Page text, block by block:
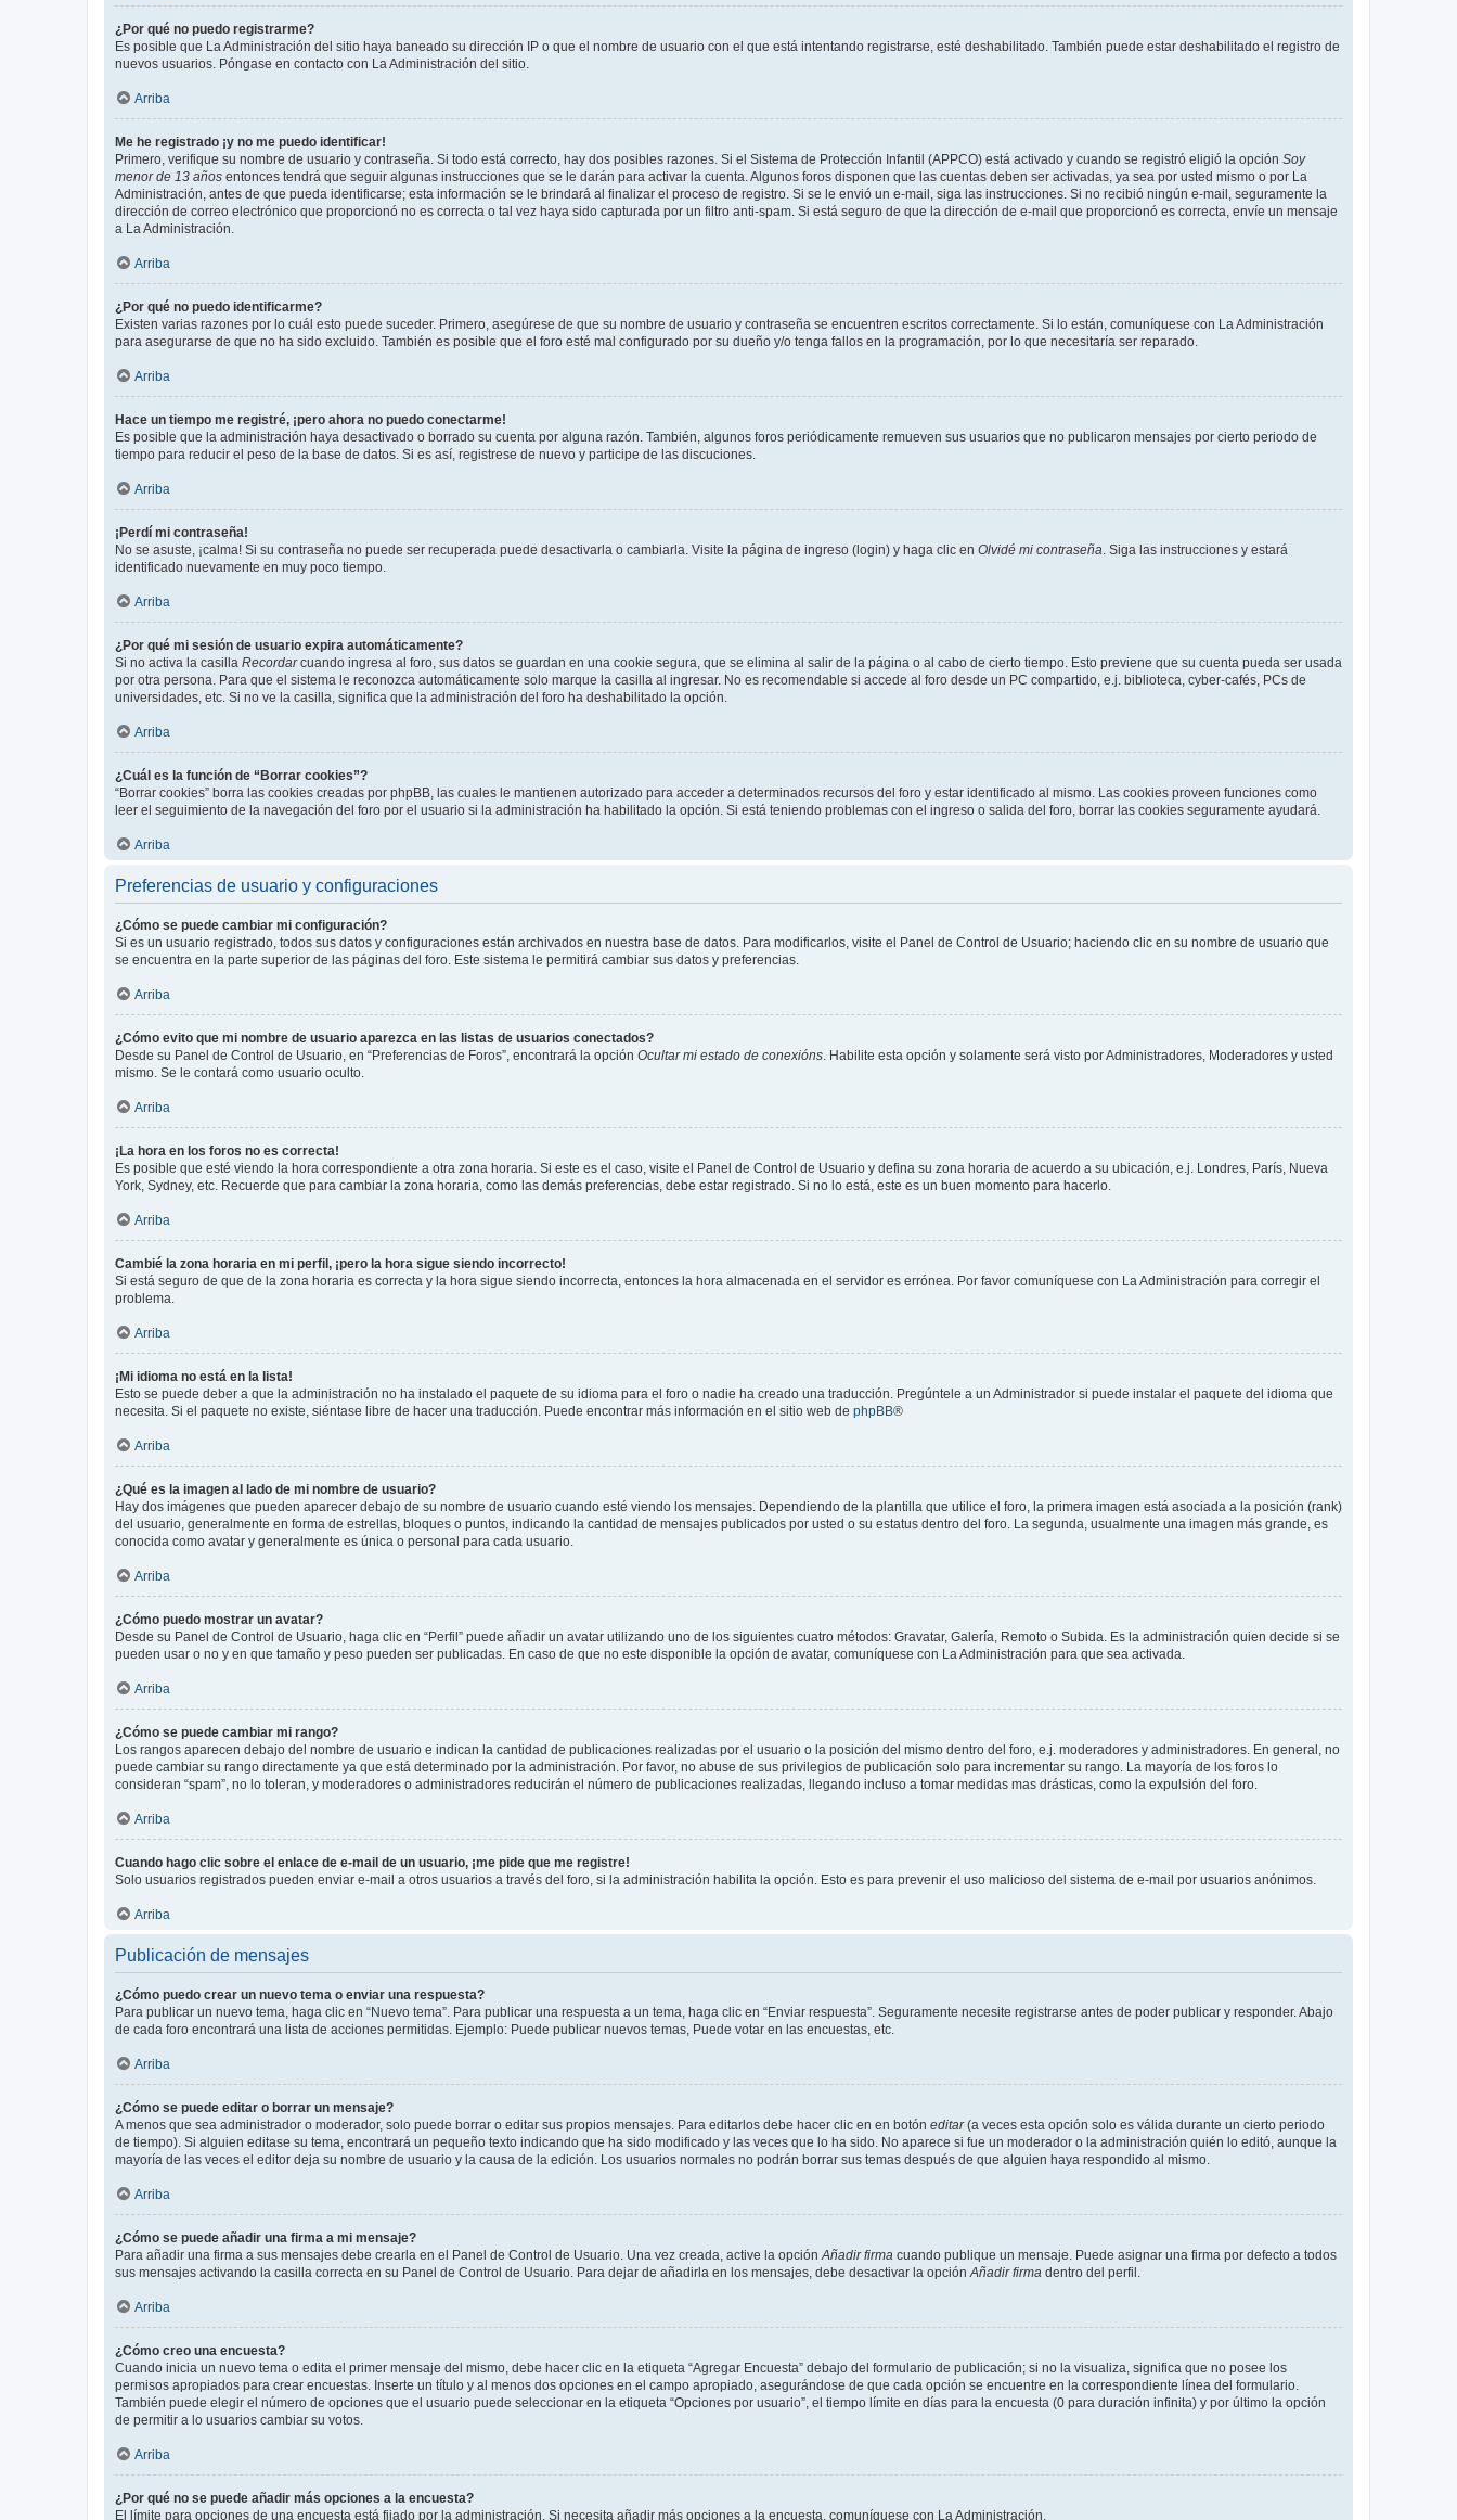
¿Por qué no puedo registrarme?
Es posible que La Administración del sitio haya baneado su dirección IP o que el nombre de usuario con el que está intentando registrarse, esté deshabilitado. También puede estar deshabilitado el registro de
nuevos usuarios. Póngase en contacto con La Administración del sitio.
Arriba
Me he registrado ¡y no me puedo identificar!
Primero, verifique su nombre de usuario y contraseña. Si todo está correcto, hay dos posibles razones. Si el Sistema de Protección Infantil (APPCO) está activado y cuando se registró eligió la opción Soy
menor de 13 años entonces tendrá que seguir algunas instrucciones que se le darán para activar la cuenta. Algunos foros disponen que las cuentas deben ser activadas, ya sea por usted mismo o por La
Administración, antes de que pueda identificarse; esta información se le brindará al finalizar el proceso de registro. Si se le envió un e-mail, siga las instrucciones. Si no recibió ningún e-mail, seguramente la
dirección de correo electrónico que proporcionó no es correcta o tal vez haya sido capturada por un filtro anti-spam. Si está seguro de que la dirección de e-mail que proporcionó es correcta, envíe un mensaje
a La Administración.
Arriba
¿Por qué no puedo identificarme?
Existen varias razones por lo cuál esto puede suceder. Primero, asegúrese de que su nombre de usuario y contraseña se encuentren escritos correctamente. Si lo están, comuníquese con La Administración
para asegurarse de que no ha sido excluido. También es posible que el foro esté mal configurado por su dueño y/o tenga fallos en la programación, por lo que necesitaría ser reparado.
Arriba
Hace un tiempo me registré, ¡pero ahora no puedo conectarme!
Es posible que la administración haya desactivado o borrado su cuenta por alguna razón. También, algunos foros periódicamente remueven sus usuarios que no publicaron mensajes por cierto periodo de
tiempo para reducir el peso de la base de datos. Si es así, registrese de nuevo y participe de las discuciones.
Arriba
¡Perdí mi contraseña!
No se asuste, ¡calma! Si su contraseña no puede ser recuperada puede desactivarla o cambiarla. Visite la página de ingreso (login) y haga clic en Olvidé mi contraseña . Siga las instrucciones y estará
identificado nuevamente en muy poco tiempo.
Arriba
¿Por qué mi sesión de usuario expira automáticamente?
Si no activa la casilla Recordarcuando ingresa al foro, sus datos se guardan en una cookie segura, que se elimina al salir de la página o al cabo de cierto tiempo. Esto previene que su cuenta pueda ser usada
por otra persona. Para que el sistema le reconozca automáticamente solo marque la casilla al ingresar. No es recomendable si accede al foro desde un PC compartido, e.j. biblioteca, cyber-cafés, PCs de
universidades, etc. Si no ve la casilla, significa que la administración del foro ha deshabilitado la opción.
Arriba
¿Cuál es la función de “Borrar cookies”?
“Borrar cookies” borra las cookies creadas por phpBB, las cuales le mantienen autorizado para acceder a determinados recursos del foro y estar identificado al mismo. Las cookies proveen funciones como
leer el seguimiento de la navegación del foro por el usuario si la administración ha habilitado la opción. Si está teniendo problemas con el ingreso o salida del foro, borrar las cookies seguramente ayudará.
Arriba
Preferencias de usuario y configuraciones
¿Cómo se puede cambiar mi configuración?
Si es un usuario registrado, todos sus datos y configuraciones están archivados en nuestra base de datos. Para modificarlos, visite el Panel de Control de Usuario; haciendo clic en su nombre de usuario que
se encuentra en la parte superior de las páginas del foro. Este sistema le permitirá cambiar sus datos y preferencias.
Arriba
¿Cómo evito que mi nombre de usuario aparezca en las listas de usuarios conectados?
Desde su Panel de Control de Usuario, en “Preferencias de Foros”, encontrará la opción Ocultar mi estado de conexións . Habilite esta opción y solamente será visto por Administradores, Moderadores y usted
mismo. Se le contará como usuario oculto.
Arriba
¡La hora en los foros no es correcta!
Es posible que esté viendo la hora correspondiente a otra zona horaria. Si este es el caso, visite el Panel de Control de Usuario y defina su zona horaria de acuerdo a su ubicación, e.j. Londres, París, Nueva
York, Sydney, etc. Recuerde que para cambiar la zona horaria, como las demás preferencias, debe estar registrado. Si no lo está, este es un buen momento para hacerlo.
Arriba
Cambié la zona horaria en mi perfil, ¡pero la hora sigue siendo incorrecto!
Si está seguro de que de la zona horaria es correcta y la hora sigue siendo incorrecta, entonces la hora almacenada en el servidor es errónea. Por favor comuníquese con La Administración para corregir el
problema.
Arriba
¡Mi idioma no está en la lista!
Esto se puede deber a que la administración no ha instalado el paquete de su idioma para el foro o nadie ha creado una traducción. Pregúntele a un Administrador si puede instalar el paquete del idioma que
necesita. Si el paquete no existe, siéntase libre de hacer una traducción. Puede encontrar más información en el sitio web de phpBB®
Arriba
¿Qué es la imagen al lado de mi nombre de usuario?
Hay dos imágenes que pueden aparecer debajo de su nombre de usuario cuando esté viendo los mensajes. Dependiendo de la plantilla que utilice el foro, la primera imagen está asociada a la posición (rank)
del usuario, generalmente en forma de estrellas, bloques o puntos, indicando la cantidad de mensajes publicados por usted o su estatus dentro del foro. La segunda, usualmente una imagen más grande, es
conocida como avatar y generalmente es única o personal para cada usuario.
Arriba
¿Cómo puedo mostrar un avatar?
Desde su Panel de Control de Usuario, haga clic en “Perfil” puede añadir un avatar utilizando uno de los siguientes cuatro métodos: Gravatar, Galería, Remoto o Subida. Es la administración quien decide si se
pueden usar o no y en que tamaño y peso pueden ser publicadas. En caso de que no este disponible la opción de avatar, comuníquese con La Administración para que sea activada.
Arriba
¿Cómo se puede cambiar mi rango?
Los rangos aparecen debajo del nombre de usuario e indican la cantidad de publicaciones realizadas por el usuario o la posición del mismo dentro del foro, e.j. moderadores y administradores. En general, no
puede cambiar su rango directamente ya que está determinado por la administración. Por favor, no abuse de sus privilegios de publicación solo para incrementar su rango. La mayoría de los foros lo
consideran “spam”, no lo toleran, y moderadores o administradores reducirán el número de publicaciones realizadas, llegando incluso a tomar medidas mas drásticas, como la expulsión del foro.
Arriba
Cuando hago clic sobre el enlace de e-mail de un usuario, ¡me pide que me registre!
Solo usuarios registrados pueden enviar e-mail a otros usuarios a través del foro, si la administración habilita la opción. Esto es para prevenir el uso malicioso del sistema de e-mail por usuarios anónimos.
Arriba
Publicación de mensajes
¿Cómo puedo crear un nuevo tema o enviar una respuesta?
Para publicar un nuevo tema, haga clic en “Nuevo tema”. Para publicar una respuesta a un tema, haga clic en “Enviar respuesta”. Seguramente necesite registrarse antes de poder publicar y responder. Abajo
de cada foro encontrará una lista de acciones permitidas. Ejemplo: Puede publicar nuevos temas, Puede votar en las encuestas, etc.
Arriba
¿Cómo se puede editar o borrar un mensaje?
A menos que sea administrador o moderador, solo puede borrar o editar sus propios mensajes. Para editarlos debe hacer clic en en botón editar(a veces esta opción solo es válida durante un cierto periodo
de tiempo). Si alguien editase su tema, encontrará un pequeño texto indicando que ha sido modificado y las veces que lo ha sido. No aparece si fue un moderador o la administración quién lo editó, aunque la
mayoría de las veces el editor deja su nombre de usuario y la causa de la edición. Los usuarios normales no podrán borrar sus temas después de que alguien haya respondido al mismo.
Arriba
¿Cómo se puede añadir una firma a mi mensaje?
Para añadir una firma a sus mensajes debe crearla en el Panel de Control de Usuario. Una vez creada, active la opción Añadir firma cuando publique un mensaje. Puede asignar una firma por defecto a todos
sus mensajes activando la casilla correcta en su Panel de Control de Usuario. Para dejar de añadirla en los mensajes, debe desactivar la opción Añadir firma dentro del perfil.
Arriba
¿Cómo creo una encuesta?
Cuando inicia un nuevo tema o edita el primer mensaje del mismo, debe hacer clic en la etiqueta “Agregar Encuesta” debajo del formulario de publicación; si no la visualiza, significa que no posee los
permisos apropiados para crear encuestas. Inserte un título y al menos dos opciones en el campo apropiado, asegurándose de que cada opción se encuentre en la correspondiente línea del formulario.
También puede elegir el número de opciones que el usuario puede seleccionar en la etiqueta “Opciones por usuario”, el tiempo límite en días para la encuesta (0 para duración infinita) y por último la opción
de permitir a lo usuarios cambiar su votos.
Arriba
¿Por qué no se puede añadir más opciones a la encuesta?
El límite para opciones de una encuesta está fijado por la administración. Si necesita añadir más opciones a la encuesta, comuníquese con La Administración.